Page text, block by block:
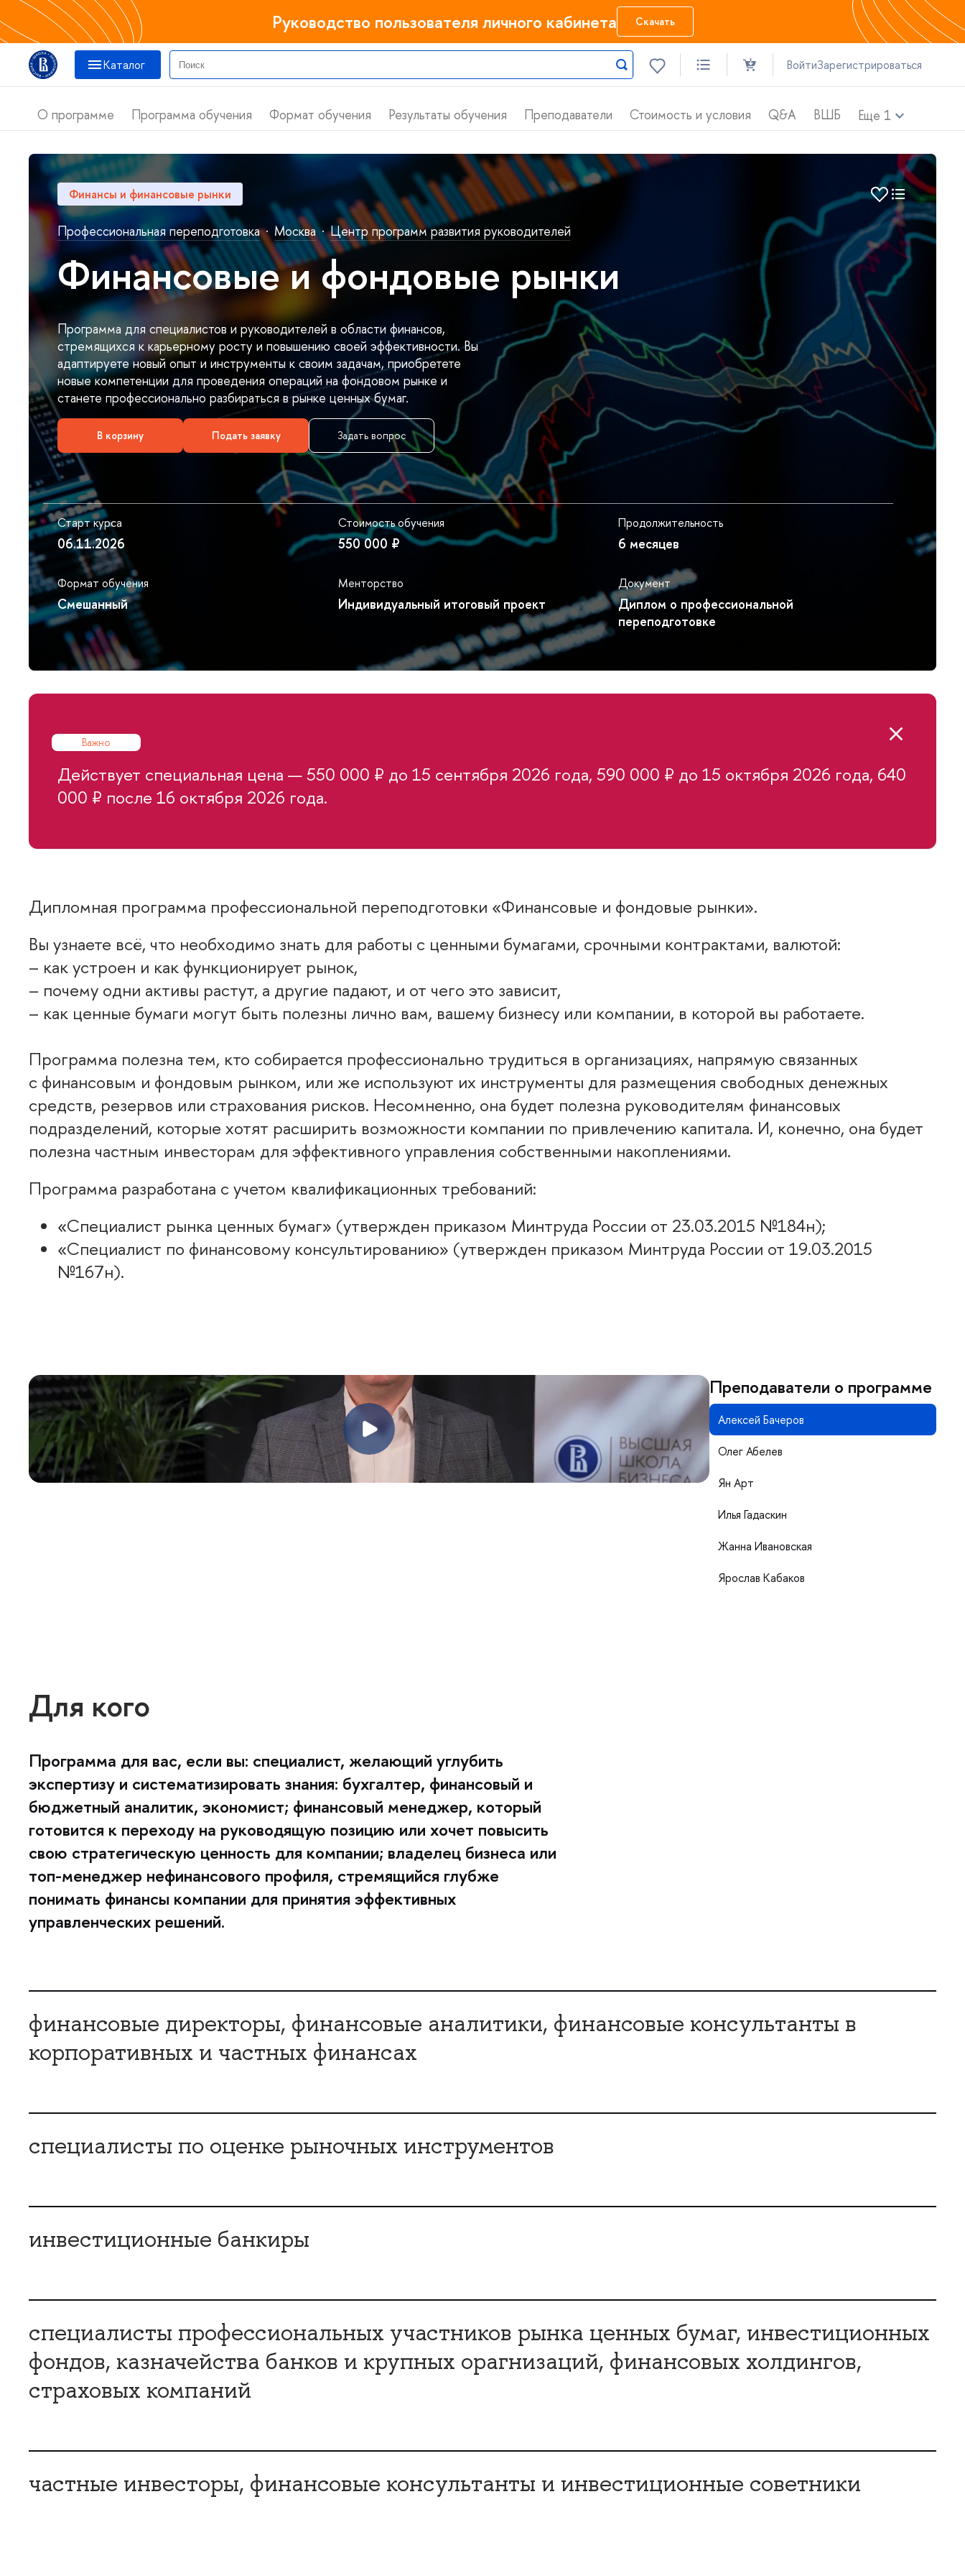
Руководство пользователя личного кабинета Скачать
Катало ойтиЗарегистрироваться
О программе Программа обучения Формат обучения Результаты обучения Преподаватели Стоимость и условия Q&A ШБ Еще 1
Финансы и финансовые рынки
Профессиональная переподготовка · Москва · Центр программ развития руководителей
Финансовые и фондовые рынки
Программа для специалистов и руководителей в области финансов,
стремящихся к карьерному росту и повышению своей эффективности. Вы
адаптируете новый опыт и инструменты к своим задачам, приобретете
новые компетенции для проведения операций на фондовом рынке и
станете профессионально разбираться в рынке ценных бумаг.
корзину Подать заявку Задать вопрос
Старт курса
06.11.2026
Стоимость обучения
550 000 ₽
Продолжительность
6 месяце
Формат обучения
Смешанный
Менторство
Индивидуальный итоговый проект
Документ
Диплом о профессиональной
переподготовке
ажно
Действует специальная цена — 550 000 ₽ до 15 сентября 2026 года, 590 000 ₽ до 15 октября 2026 года, 640
000 ₽ после 16 октября 2026 года.
Дипломная программа профессиональной переподготовки «Финансовые и фондовые рынки».
ы узнаете всё, что необходимо знать для работы с ценными бумагами, срочными контрактами, валютой:
– как устроен и как функционирует рынок,
– почему одни активы растут, а другие падают, и от чего это зависит,
– как ценные бумаги могут быть полезны лично вам, вашему бизнесу или компании, в которой вы работаете.
Программа полезна тем, кто собирается профессионально трудиться в организациях, напрямую связанных
с финансовым и фондовым рынком, или же используют их инструменты для размещения свободных денежных
средств, резервов или страхования рисков. Несомненно, она будет полезна руководителям финансовых
подразделений, которые хотят расширить возможности компании по привлечению капитала. И, конечно, она будет
полезна частным инвесторам для эффективного управления собственными накоплениями.
Программа разработана с учетом квалификационных требований:
«Специалист рынка ценных бумаг» (утвержден приказом Минтруда России от 23.03.2015 №184н);
«Специалист по финансовому консультированию» (утвержден приказом Минтруда России от 19.03.2015
№167н).
Преподаватели о программе
Алексей Бачеро
Олег Абеле
Ян Арт
Илья Гадаскин
Жанна Ивановская
Ярослав Кабако
Для кого
Программа для вас, если вы: специалист, желающий углубить
экспертизу и систематизировать знания: бухгалтер, финансовый и
юджетный аналитик, экономист; финансовый менеджер, который
отовится к переходу на руководящую позицию или хочет повысить
свою стратегическую ценность для компании; владелец бизнеса или
топ-менеджер нефинансового профиля, стремящийся глубже
понимать финансы компании для принятия эффективных
управленческих решений.
финансовые директоры, финансовые аналитики, финансовые консультанты
корпоративных и частных финансах
специалисты по оценке рыночных инструменто
инвестиционные банкиры
специалисты профессиональных участников рынка ценных бумаг, инвестиционных
фондов, казначейства банков и крупных орагнизаций, финансовых холдингов,
страховых компаний
частные инвесторы, финансовые консультанты и инвестиционные советники